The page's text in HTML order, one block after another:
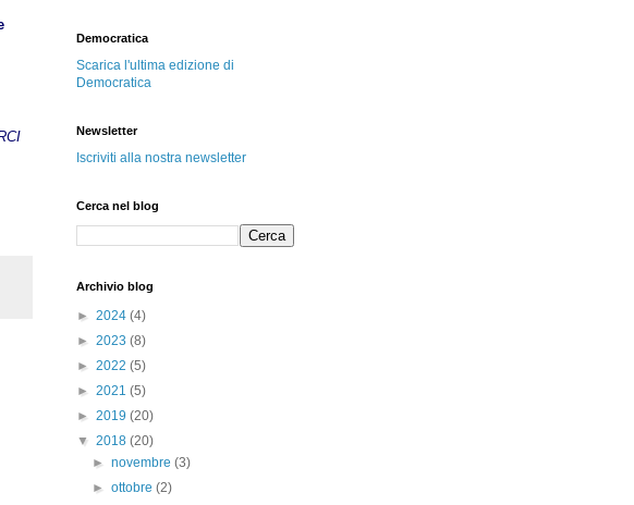
Democratica
Scarica l'ultima edizione di
Democratica
Newsletter
Iscriviti alla nostra newsletter
Cerca nel blog
Archivio blog
► 2024 (4)
► 2023 (8)
► 2022 (5)
► 2021 (5)
► 2019 (20)
▼ 2018 (20)
►novembre(3)
►ottobre(2)